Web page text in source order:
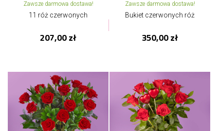
Zawsze darmowa dostawa!
11 róż czerwonych
207,00 zł
Zawsze darmowa dostawa!
Bukiet czerwonych róż
350,00 zł